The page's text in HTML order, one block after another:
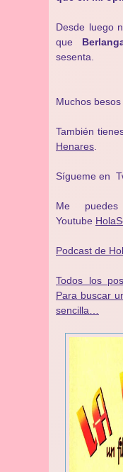
Desde luego
que
sesenta.
Muchos
También
Henares
Sígueme en
Me
Youtube
Podcast de
Todos los
Para buscar
sencilla…